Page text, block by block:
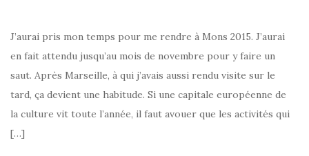
J’aurai pris mon temps pour me rendre à Mons 2015. J’aurai
en fait attendu jusqu’au mois de novembre pour y faire un
saut. Après Marseille, à qui j’avais aussi rendu visite sur le
tard, ça devient une habitude. Si une capitale européenne de
la culture vit toute l’année, il faut avouer que les activités qui
[…]